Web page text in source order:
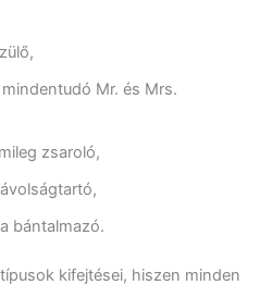
Mr. és Mrs.
zsaroló,
bántalmazó.
kifejtései, hiszen minden